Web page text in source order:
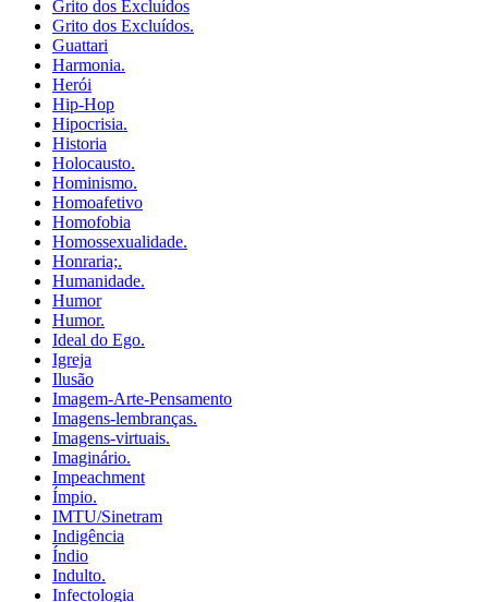
Grito dos Excluídos
Grito dos Excluídos.
Guattari
Harmonia.
Herói
Hip-Hop
Hipocrisia.
Historia
Holocausto.
Hominismo.
Homoafetivo
Homofobia
Homossexualidade.
Honraria;.
Humanidade.
Humor
Humor.
Ideal do Ego.
Igreja
Ilusão
Imagem-Arte-Pensamento
Imagens-lembranças.
Imagens-virtuais.
Imaginário.
Impeachment
Ímpio.
IMTU/Sinetram
Indigência
Índio
Indulto.
Infectologia